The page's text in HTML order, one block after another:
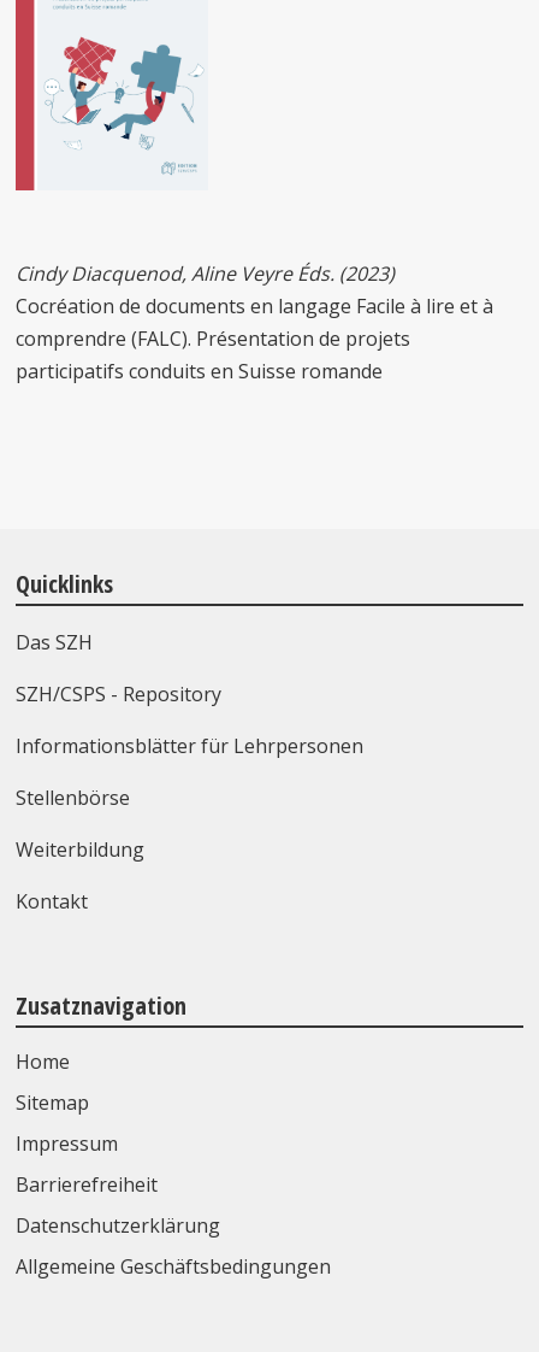
Cindy Diacquenod, Aline Veyre Éds. (2023)
Cocréation de documents en langage Facile à lire et à
comprendre (FALC). Présentation de projets
participatifs conduits en Suisse romande
Quicklinks
Das SZH
SZH/CSPS - Repository
Informationsblätter für Lehrpersonen
Stellenbörse
Weiterbildung
Kontakt
Zusatznavigation
Home
Sitemap
Impressum
Barrierefreiheit
Datenschutzerklärung
Allgemeine Geschäftsbedingungen